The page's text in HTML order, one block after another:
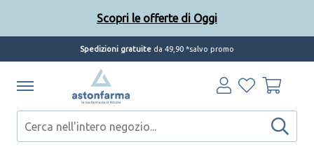
Spedizioni gratuite da 49,90 *salvo promo
Scopri le offerte di Oggi